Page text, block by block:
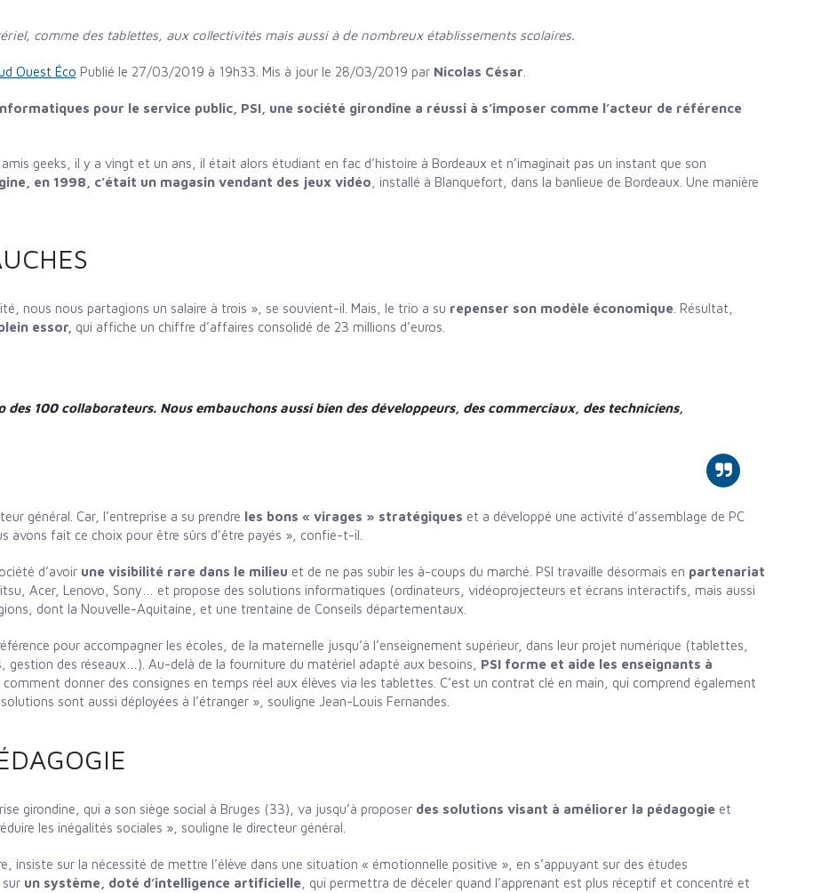
comme des tablettes, aux collectivités mais aussi à de nombreux établissements scolaires.
Ouest Éco Publié le 27/03/2019 à 19h33. Mis à jour le 28/03/2019 par Nicolas César
pour le service public, PSI, une société girondine a réussi à s’imposer comme l’acteur de référence
geeks, il y a vingt et un ans, il était alors étudiant en fac d’histoire à Bordeaux et n’imaginait pas un instant que son
en 1998, c’était un magasin vendant des jeux vidéo , installé à Blanquefort, dans la banlieue de Bordeaux. Une manière
nous nous partagions un salaire à trois », se souvient-il. Mais, le trio a su repenser son modèle économique . Résultat,
essor, qui affiche un chiffre d’affaires consolidé de 23 millions d’euros.
des 100 collaborateurs. Nous embauchons aussi bien des développeurs, des commerciaux, des techniciens,
général. Car, l’entreprise a su prendre les bons « virages » stratégiques et a développé une activité d’assemblage de PC
avons fait ce choix pour être sûrs d’être payés », confie-t-il.
d’avoir une visibilité rare dans le milieu et de ne pas subir les à-coups du marché. PSI travaille désormais en partenariat
Acer, Lenovo, Sony… et propose des solutions informatiques (ordinateurs, vidéoprojecteurs et écrans interactifs, mais aussi
dont la Nouvelle-Aquitaine, et une trentaine de Conseils départementaux.
pour accompagner les écoles, de la maternelle jusqu’à l’enseignement supérieur, dans leur projet numérique (tablettes,
gestion des réseaux…). Au-delà de la fourniture du matériel adapté aux besoins, PSI forme et aide les enseignants à
donner des consignes en temps réel aux élèves via les tablettes. C’est un contrat clé en main, qui comprend également
sont aussi déployées à l’étranger », souligne Jean-Louis Fernandes.
girondine, qui a son siège social à Bruges (33), va jusqu’à proposer des solutions visant à améliorer la pédagogie et
les inégalités sociales », souligne le directeur général.
insiste sur la nécessité de mettre l’élève dans une situation « émotionnelle positive », en s’appuyant sur des études
un système, doté d’intelligence artificielle , qui permettra de déceler quand l’apprenant est plus réceptif et concentré et